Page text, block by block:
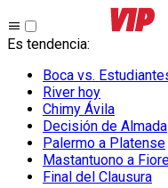
Es tendencia:
Boca vs.
River hoy
Chimy Ávila
Decisión de Almada
Palermo a Platense
Mastantuono a
Final del Clausura